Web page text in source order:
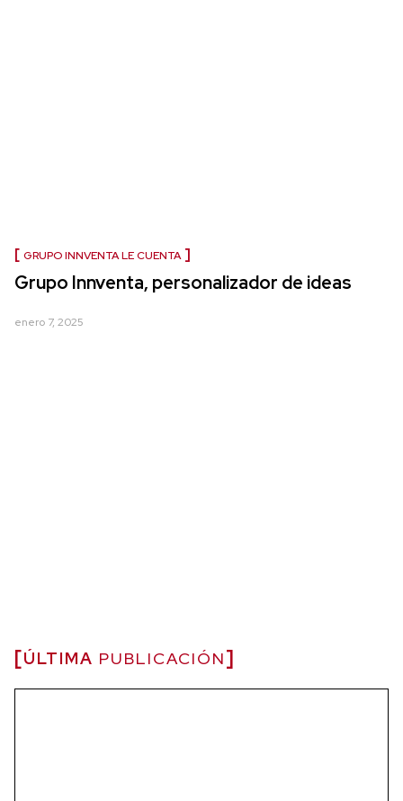
GRUPO INNVENTA LE CUENTA
Grupo Innventa, personalizador de ideas
enero 7, 2025
ÚLTIMA PUBLICACIÓN